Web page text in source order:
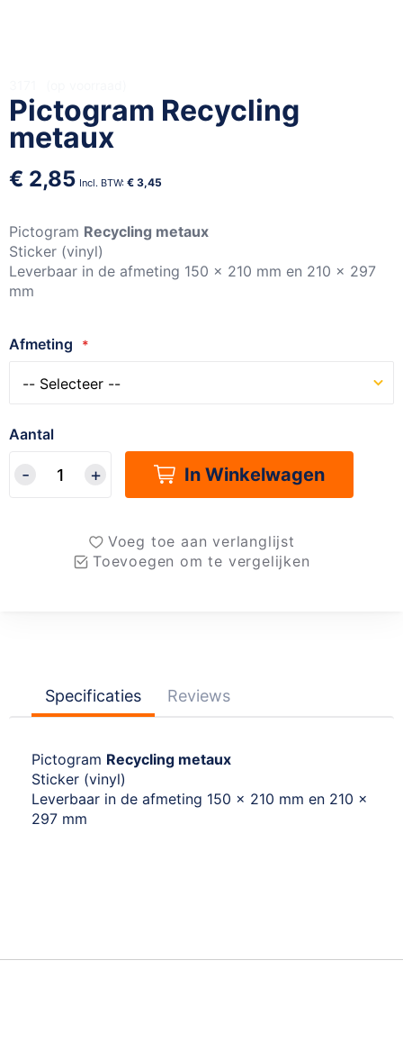
Pictogram Recycling
metaux
€ 2,85 € 3,45
Pictogram Recycling metaux
Sticker (vinyl)
Leverbaar in de afmeting 150 x 210 mm en 210 x 297
mm
Afmeting
Aantal
In Winkelwagen
Voeg toe aan verlanglijst
Toevoegen om te vergelijken
naar
het
begin
de
gallerij
Specificaties Reviews
Pictogram Recycling metaux
Sticker (vinyl)
Leverbaar in de afmeting 150 x 210 mm en 210 x
297 mm